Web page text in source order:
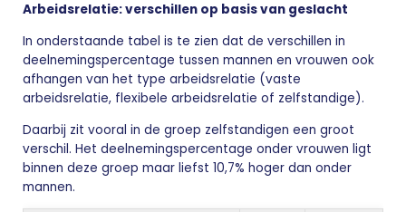
Arbeidsrelatie: verschillen op basis van geslacht
In onderstaande tabel is te zien dat de verschillen in
deelnemingspercentage tussen mannen en vrouwen ook
afhangen van het type arbeidsrelatie (vaste
arbeidsrelatie, flexibele arbeidsrelatie of zelfstandige).
Daarbij zit vooral in de groep zelfstandigen een groot
verschil. Het deelnemingspercentage onder vrouwen ligt
binnen deze groep maar liefst 10,7% hoger dan onder
mannen.